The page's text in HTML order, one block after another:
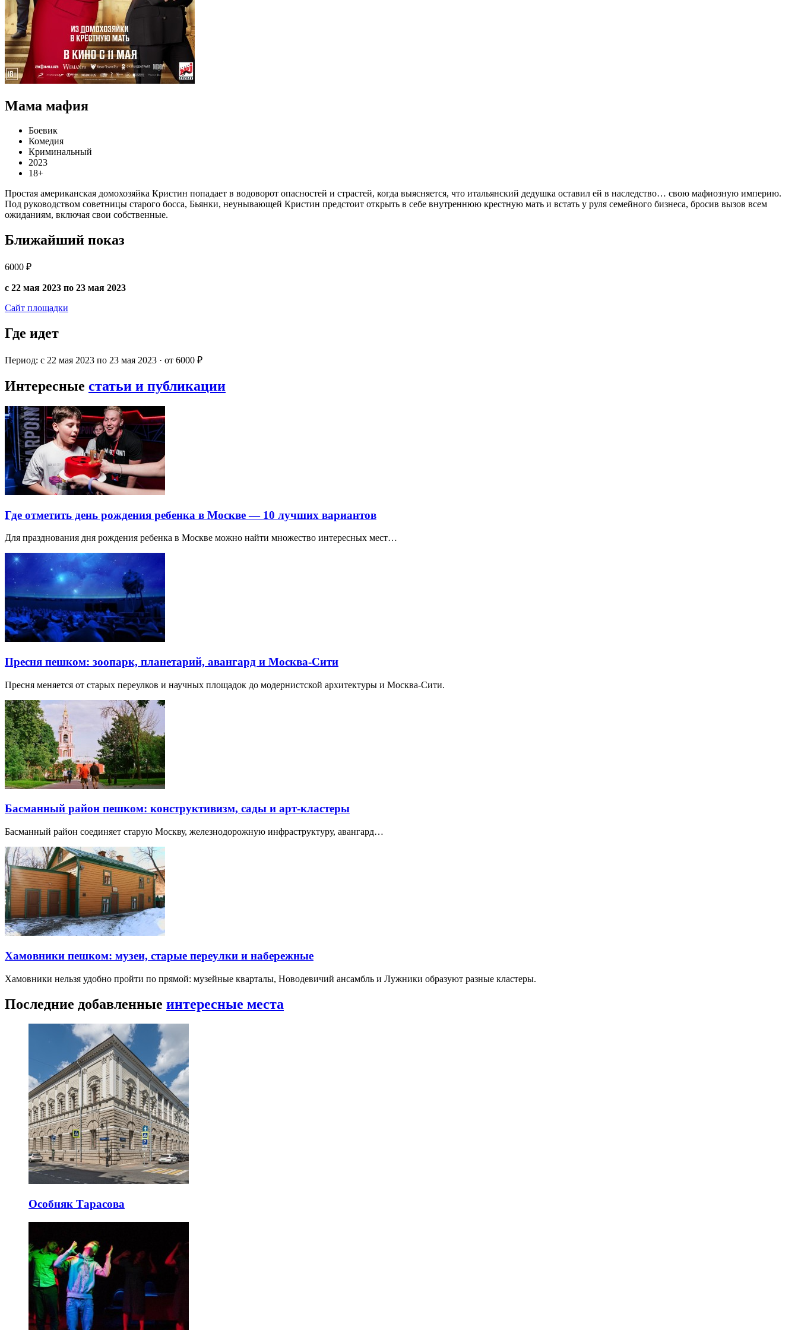
Мама мафия
Боевик
Комедия
Криминальный
2023
18+
Простая американская домохозяйка Кристин попадает в водоворот опасностей и страстей, когда выясняется, что итальянский дедушка оставил ей в наследство… свою мафиозную империю.
Под руководством советницы старого босса, Бьянки, неунывающей Кристин предстоит открыть в себе внутреннюю крестную мать и встать у руля семейного бизнеса, бросив вызов всем
ожиданиям, включая свои собственные.
Ближайший показ
6000 ₽
с 22 мая 2023 по 23 мая 2023
Сайт площадки
Где идет
Период: с 22 мая 2023 по 23 мая 2023 · от 6000 ₽
Интересные статьи и публикации
Где отметить день рождения ребенка в Москве — 10 лучших вариантов
Для празднования дня рождения ребенка в Москве можно найти множество интересных мест…
Пресня пешком: зоопарк, планетарий, авангард и Москва-Сити
Пресня меняется от старых переулков и научных площадок до модернистской архитектуры и Москва-Сити.
Басманный район пешком: конструктивизм, сады и арт-кластеры
Басманный район соединяет старую Москву, железнодорожную инфраструктуру, авангард…
Хамовники пешком: музеи, старые переулки и набережные
Хамовники нельзя удобно пройти по прямой: музейные кварталы, Новодевичий ансамбль и Лужники образуют разные кластеры.
Последние добавленные интересные места
Особняк Тарасова